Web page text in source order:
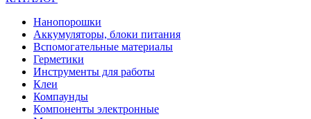
Нанопорошки
Аккумуляторы, блоки питания
Вспомогательные материалы
Герметики
Инструменты для работы
Клеи
Компаунды
Компоненты электронные